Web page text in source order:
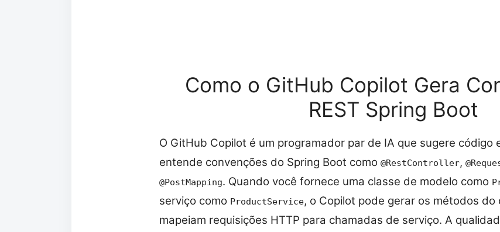
Como o GitHub Copilot Gera
REST Spring Boot
O GitHub Copilot é um programador par de IA que sugere código
entende convenções do Spring Boot como @RestController,
@PostMapping. Quando você fornece uma classe de modelo como
serviço como ProductService, o Copilot pode gerar os métodos do
mapeiam requisições HTTP para chamadas de serviço. A